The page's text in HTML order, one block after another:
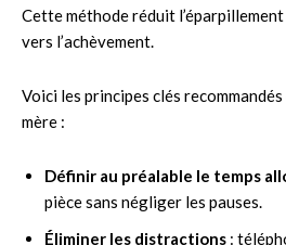
Cette méthode réduit
vers l’achèvement.
Voici les principes clés
mère :
Définir au préalable le temps
pièce sans négliger les pauses.
Éliminer les distractions :